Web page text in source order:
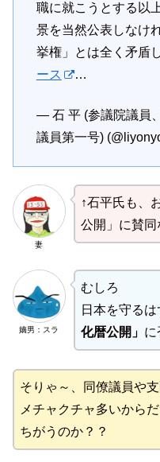
職に就こうとする以
景を当然公表しなけ
挙権」とは全く矛盾
ース
…
— 石 平 (参議院議員
議員第一号)
妻
↑石平氏も、
公開」に賛同
嫡男：スラ
むしろ
日本を守る
化暦公開」 に
そりゃ～、同僚議員や
メチャクチャ多いからだ
ちがうのか？？